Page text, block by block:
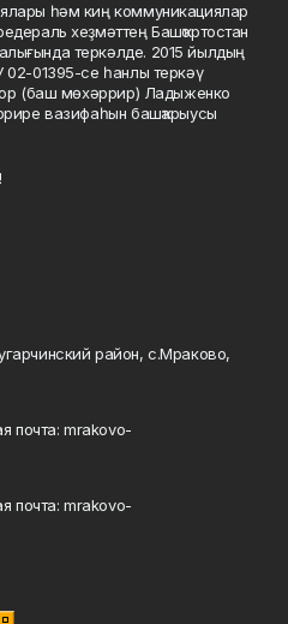
һәм киң коммуникациялар
хеҙмәттең Башҡортостан
теркәлде. 2015 йылдың
02-01395-се һанлы теркәү
(баш мөхәррир) Ладыженко
вазифаһын башҡарыусы
район, с.Мраково,
почта: mrakovo-
почта: mrakovo-